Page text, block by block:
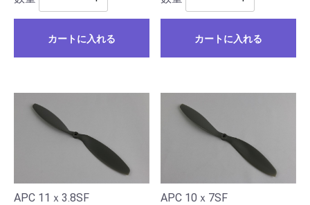
カートに入れる カートに入れる
APC 11ｘ3.8SF
APC 10ｘ7SF